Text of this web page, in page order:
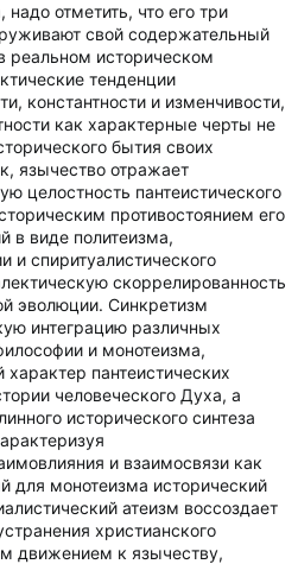
отметить, что его три
свой содержательный
реальном историческом
тенденции
константности и изменчивости,
как характерные черты не
бытия своих
язычество отражает
целостность пантеистического
противостоянием его
в виде политеизма,
и спиритуалистического
скоррелированность
эволюции. Синкретизм
интеграцию различных
и монотеизма,
пантеистических
человеческого Духа, а
исторического синтеза
и взаимосвязи как
для монотеизма исторический
атеизм воссоздает
христианского
движением к язычеству,